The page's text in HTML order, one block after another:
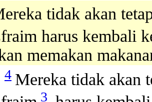
tidak akan
harus kembali
memakan
4 Mereka tidak akan
3